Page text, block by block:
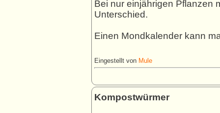
Bei nur einjährigen Pflanzen
Unterschied.
Einen Mondkalender kann
Eingestellt von Mule
Kompostwürmer